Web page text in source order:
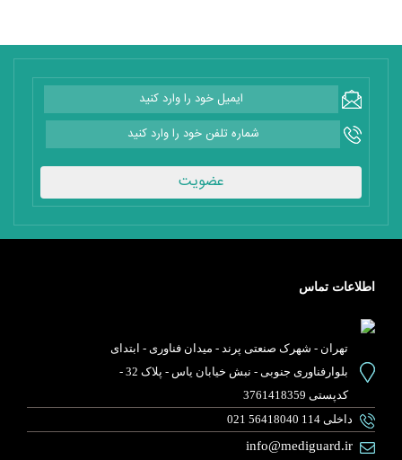
عضویت
اطلاعات تماس
تهران - شهرک صنعتی پرند - میدان فناوری - ابتدای
بلوارفناوری جنوبی - نبش خیابان یاس - پلاک 32 -
کدپستی 3761418359
021 56418040 داخلی 114
info@mediguard.ir